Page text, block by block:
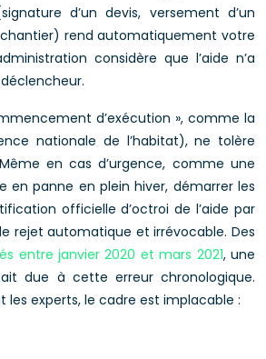
d’un devis, versement d’un
rend automatiquement votre
considère que l’aide n’a
d’exécution », comme la
nationale de l’habitat), ne tolère
en cas d’urgence, comme une
en panne en plein hiver, démarrer les
officielle d’octroi de l’aide par
rejet automatique et irrévocable. Des
entre janvier 2020 et mars 2021, une
due à cette erreur chronologique.
les experts, le cadre est implacable :